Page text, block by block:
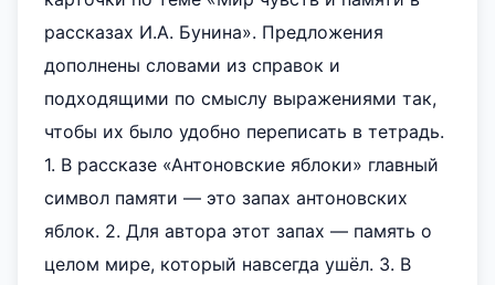
рассказах И.А. Бунина». Предложения
дополнены словами из справок и
подходящими по смыслу выражениями так,
чтобы их было удобно переписать в тетрадь.
1. В рассказе «Антоновские яблоки» главный
символ памяти — это запах антоновских
яблок. 2. Для автора этот запах — память о
целом мире, который навсегда ушёл. 3. В